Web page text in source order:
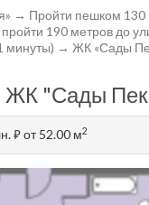
→ Пройти пешком 130
190 метров до
минуты) → ЖК «Сады
ЖК "Сады
⃏от 52.00 м2